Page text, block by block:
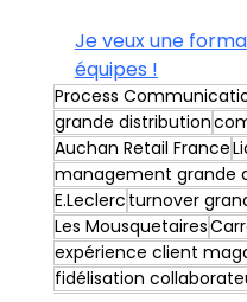
Je veux une
équipes !
Process
grande distribution
Auchan Retail France
management grande
E.Leclerc turnover
Les Mousquetaires
expérience client
fidélisation